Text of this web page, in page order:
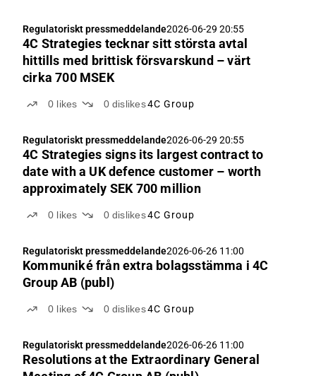
Regulatoriskt pressmeddelande2026-06-29 20:55
4C Strategies tecknar sitt största avtal
hittills med brittisk försvarskund – värt
cirka 700 MSEK
0 likes 0 dislikes4C Group
Regulatoriskt pressmeddelande2026-06-29 20:55
4C Strategies signs its largest contract to
date with a UK defence customer – worth
approximately SEK 700 million
0 likes 0 dislikes4C Group
Regulatoriskt pressmeddelande2026-06-26 11:00
Kommuniké från extra bolagsstämma i 4C
Group AB (publ)
0 likes 0 dislikes4C Group
Regulatoriskt pressmeddelande2026-06-26 11:00
Resolutions at the Extraordinary General